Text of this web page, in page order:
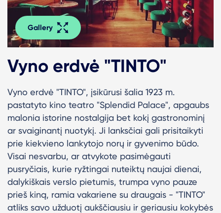
Gallery
Vyno erdvė "TINTO"
Vyno erdvė "TINTO", įsikūrusi šalia 1923 m.
pastatyto kino teatro "Splendid Palace", apgaubs
malonia istorine nostalgija bet kokį gastronominį
ar svaiginantį nuotykį. Ji lanksčiai gali prisitaikyti
prie kiekvieno lankytojo norų ir gyvenimo būdo.
Visai nesvarbu, ar atvykote pasimėgauti
pusryčiais, kurie ryžtingai nuteiktų naujai dienai,
dalykiškais verslo pietumis, trumpa vyno pauze
prieš kiną, ramia vakariene su draugais - "TINTO"
atliks savo užduotį aukščiausiu ir geriausiu kokybės